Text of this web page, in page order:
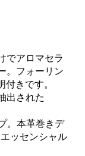
でアロマセラ
。フォーリン
きです。
出された
。本革巻きデ
ッセンシャル